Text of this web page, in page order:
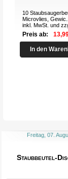
10
Microvlies, Gewic...
inkl. MwSt. und
Preis ab:
In den
Freitag, 07.
Staubbeutel-